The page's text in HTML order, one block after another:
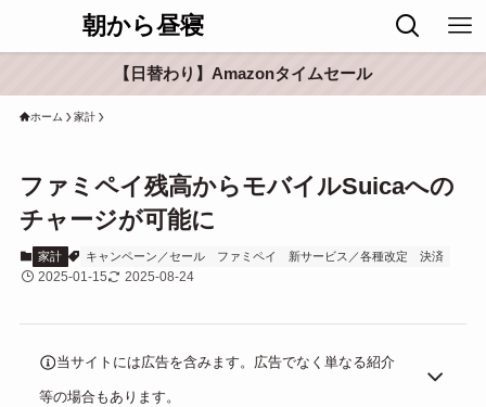
朝から昼寝
【日替わり】Amazonタイムセール
ホーム 家計
ファミペイ残高からモバイルSuicaへの
チャージが可能に
家計 キャンペーン／セール ファミペイ 新サービス／各種改定 決済
2025-01-15 2025-08-24
当サイトには広告を含みます。広告でなく単なる紹介
等の場合もあります。